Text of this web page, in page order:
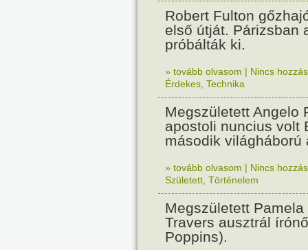
Robert Fulton
első útját. Párizsban
próbálták ki.
» tovább olvasom | Nincs
Érdekes Technika
Megszületett Angelo
apostoli nuncius volt
második világháború
» tovább olvasom | Nincs
Született Történelem
Megszületett Pamela
Travers ausztrál
Poppins).